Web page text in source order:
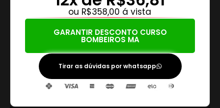
ou R$358,00 á vista
GARANTIR DESCONTO CURSO
BOMBEIROS MA
Tirar as dúvidas por whatsapp